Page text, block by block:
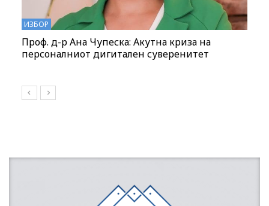
ИЗБОР
Проф. д-р Чупеска: Амандманот 5 не е
предмет на пазар, туку е цивилизациска